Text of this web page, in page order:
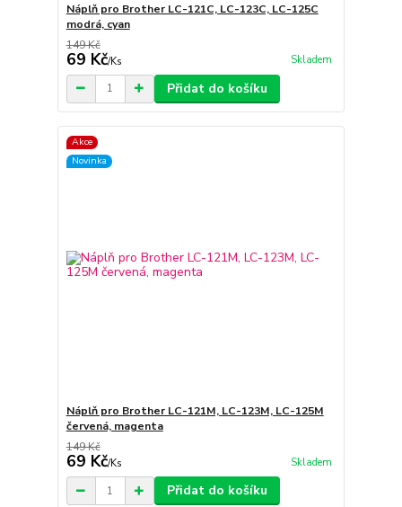
Náplň pro Brother LC-121C, LC-123C, LC-125C
modrá, cyan
149 Kč
69 Kč/Ks Skladem
Přidat do košíku
Akce
Novinka
Náplň pro Brother LC-121M, LC-123M, LC-125M
červená, magenta
149 Kč
69 Kč/Ks Skladem
Přidat do košíku